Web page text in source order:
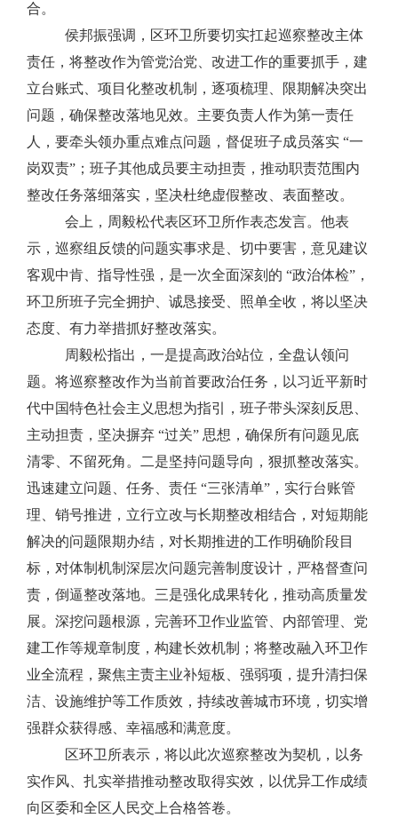
合。
侯邦振强调，区环卫所要切实扛起巡察整改主体
责任，将整改作为管党治党、改进工作的重要抓手，建
立台账式、项目化整改机制，逐项梳理、限期解决突出
问题，确保整改落地见效。主要负责人作为第一责任
人，要牵头领办重点难点问题，督促班子成员落实 “一
岗双责”；班子其他成员要主动担责，推动职责范围内
整改任务落细落实，坚决杜绝虚假整改、表面整改。
会上，周毅松代表区环卫所作表态发言。他表
示，巡察组反馈的问题实事求是、切中要害，意见建议
客观中肯、指导性强，是一次全面深刻的 “政治体检”，
环卫所班子完全拥护、诚恳接受、照单全收，将以坚决
态度、有力举措抓好整改落实。
周毅松指出，一是提高政治站位，全盘认领问
题。将巡察整改作为当前首要政治任务，以习近平新时
代中国特色社会主义思想为指引，班子带头深刻反思、
主动担责，坚决摒弃 “过关” 思想，确保所有问题见底
清零、不留死角。二是坚持问题导向，狠抓整改落实。
迅速建立问题、任务、责任 “三张清单”，实行台账管
理、销号推进，立行立改与长期整改相结合，对短期能
解决的问题限期办结，对长期推进的工作明确阶段目
标，对体制机制深层次问题完善制度设计，严格督查问
责，倒逼整改落地。三是强化成果转化，推动高质量发
展。深挖问题根源，完善环卫作业监管、内部管理、党
建工作等规章制度，构建长效机制；将整改融入环卫作
业全流程，聚焦主责主业补短板、强弱项，提升清扫保
洁、设施维护等工作质效，持续改善城市环境，切实增
强群众获得感、幸福感和满意度。
区环卫所表示，将以此次巡察整改为契机，以务
实作风、扎实举措推动整改取得实效，以优异工作成绩
向区委和全区人民交上合格答卷。